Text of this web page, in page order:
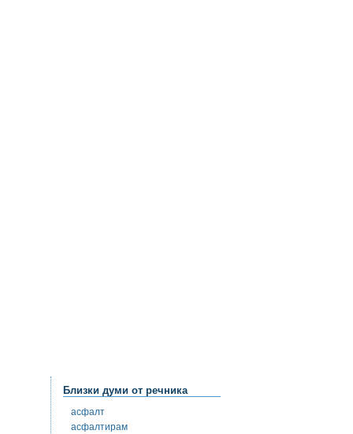
Близки думи от речника
асфалт
асфалтирам